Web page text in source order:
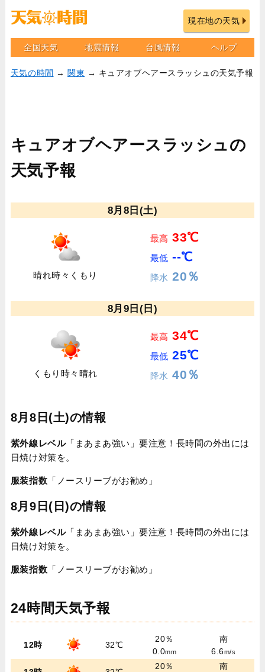
現在地の天気
全国天気 地震情報 台風情報 ヘルプ
天気の時間 → 関東 → キュアオブヘアースラッシュの天気予報
キュアオブヘアースラッシュの
天気予報
8月8日(土)
晴れ時々くもり
最高 33℃
最低 --℃
降水 20％
8月9日(日)
くもり時々晴れ
最高 34℃
最低 25℃
降水 40％
8月8日(土)の情報
紫外線レベル「まあまあ強い」要注意！長時間の外出には
日焼け対策を。
服装指数 「ノースリーブがお勧め」
8月9日(日)の情報
紫外線レベル「まあまあ強い」要注意！長時間の外出には
日焼け対策を。
服装指数 「ノースリーブがお勧め」
24時間天気予報
12時 32℃
20％
0.0mm
南
6.6m/s
20％
南